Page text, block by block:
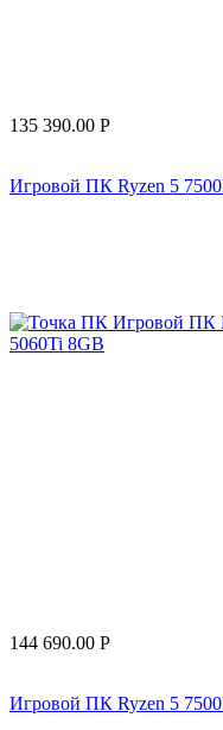
135 390.00 Р
Игровой ПК Ryzen 5
144 690.00 Р
Игровой ПК Ryzen 5